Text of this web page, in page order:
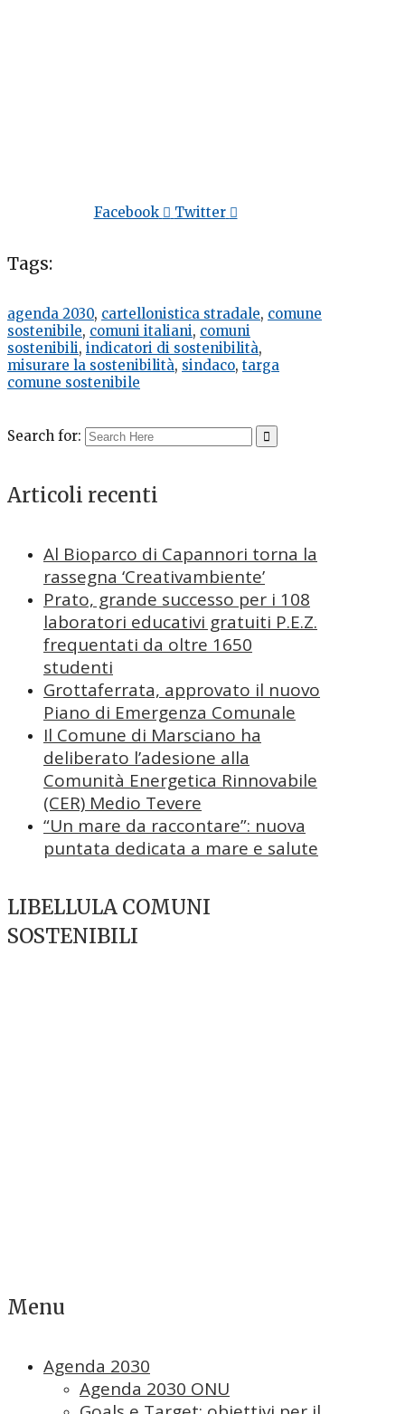
Facebook Twitter
Tags:
agenda 2030, cartellonistica stradale, comune
sostenibile, comuni italiani, comuni
sostenibili, indicatori di sostenibilità,
misurare la sostenibilità, sindaco, targa
comune sostenibile
Search for:
Articoli recenti
Al Bioparco di Capannori torna la
rassegna ‘Creativambiente’
Prato, grande successo per i 108
laboratori educativi gratuiti P.E.Z.
frequentati da oltre 1650
studenti
Grottaferrata, approvato il nuovo
Piano di Emergenza Comunale
Il Comune di Marsciano ha
deliberato l’adesione alla
Comunità Energetica Rinnovabile
(CER) Medio Tevere
“Un mare da raccontare”: nuova
puntata dedicata a mare e salute
LIBELLULA COMUNI
SOSTENIBILI
Menu
Agenda 2030
Agenda 2030 ONU